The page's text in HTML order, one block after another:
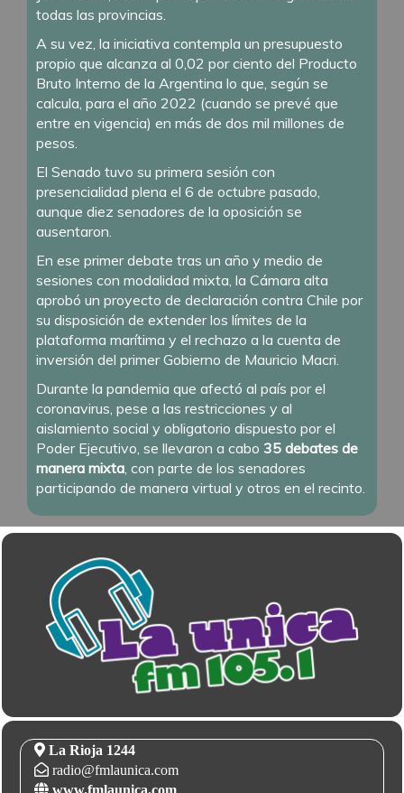
todas las provincias.
A su vez, la iniciativa contempla un presupuesto
propio que alcanza al 0,02 por ciento del Producto
Bruto Interno de la Argentina lo que, según se
calcula, para el año 2022 (cuando se prevé que
entre en vigencia) en más de dos mil millones de
pesos.
El Senado tuvo su primera sesión con
presencialidad plena el 6 de octubre pasado,
aunque diez senadores de la oposición se
ausentaron.
En ese primer debate tras un año y medio de
sesiones con modalidad mixta, la Cámara alta
aprobó un proyecto de declaración contra Chile por
su disposición de extender los límites de la
plataforma marítima y el rechazo a la cuenta de
inversión del primer Gobierno de Mauricio Macri.
Durante la pandemia que afectó al país por el
coronavirus, pese a las restricciones y al
aislamiento social y obligatorio dispuesto por el
Poder Ejecutivo, se llevaron a cabo 35 debates de
manera mixta, con parte de los senadores
participando de manera virtual y otros en el recinto.
La Rioja 1244
radio@fmlaunica.com
www.fmlaunica.com